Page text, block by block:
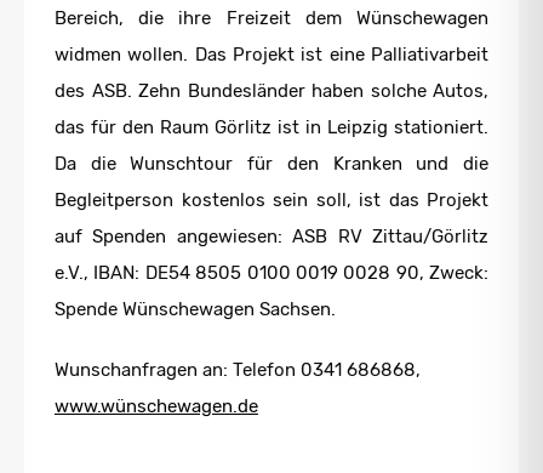
Bereich, die ihre Freizeit dem Wünschewagen
widmen wollen. Das Projekt ist eine Palliativarbeit
des ASB. Zehn Bundesländer haben solche Autos,
das für den Raum Görlitz ist in Leipzig stationiert.
Da die Wunschtour für den Kranken und die
Begleitperson kostenlos sein soll, ist das Projekt
auf Spenden angewiesen: ASB RV Zittau/Görlitz
e.V., IBAN: DE54 8505 0100 0019 0028 90, Zweck:
Spende Wünschewagen Sachsen.
Wunschanfragen an: Telefon 0341 686868,
www.wünschewagen.de